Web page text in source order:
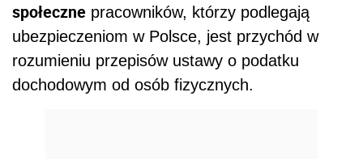
społeczne pracowników, którzy podlegają
ubezpieczeniom w Polsce, jest przychód w
rozumieniu przepisów ustawy o podatku
dochodowym od osób fizycznych.